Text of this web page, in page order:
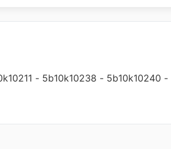
- 5b10k10238 - 5b10k10240 -